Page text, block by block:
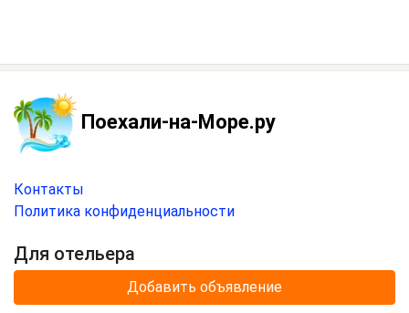
Поехали-на-Море.ру
Контакты
Политика конфиденциальности
Для отельера
Добавить объявление